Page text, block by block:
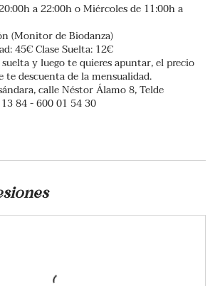
a 22:00h o Miércoles de 11:00h a
(Monitor de Biodanza)
45€ Clase Suelta: 12€
y luego te quieres apuntar, el precio
te descuenta de la mensualidad.
calle Néstor Álamo 8, Telde
84 - 600 01 54 30